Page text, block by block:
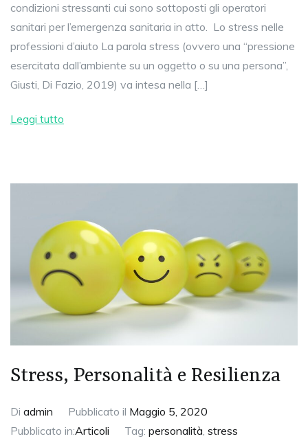
condizioni stressanti cui sono sottoposti gli operatori
sanitari per l’emergenza sanitaria in atto. Lo stress nelle
professioni d’aiuto La parola stress (ovvero una “pressione
esercitata dall’ambiente su un oggetto o su una persona”,
Giusti, Di Fazio, 2019) va intesa nella […]
Leggi tutto
Stress, Personalità e Resilienza
Di admin Pubblicato il Maggio 5, 2020
Pubblicato in:Articoli Tag: personalità stress